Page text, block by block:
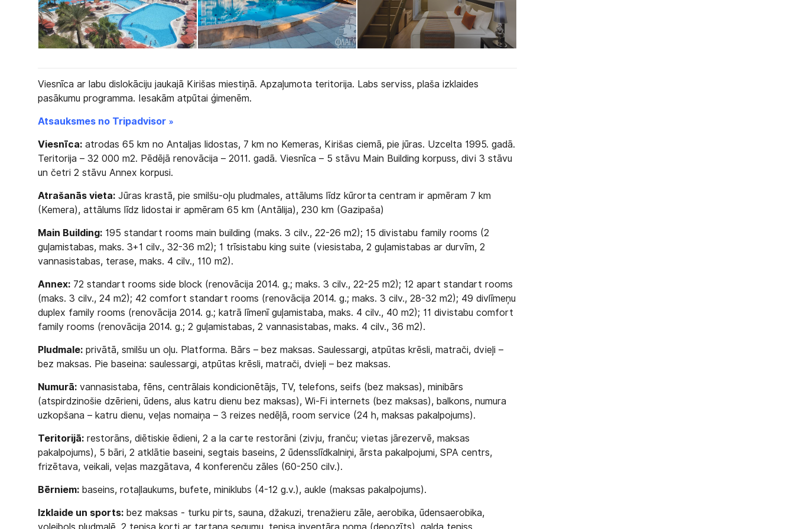
Viesnīca ar labu dislokāciju jaukajā Kirišas miestiņā. Apzaļumota teritorija. Labs serviss, plaša izklaides
pasākumu programma. Iesakām atpūtai ģimenēm.
Atsauksmes no Tripadvisor »
Viesnīca: atrodas 65 km no Antaljas lidostas, 7 km no Kemeras, Kirišas ciemā, pie jūras. Uzcelta 1995. gadā.
Teritorija – 32 000 m2. Pēdējā renovācija – 2011. gadā. Viesnīca – 5 stāvu Main Building korpuss, divi 3 stāvu
un četri 2 stāvu Annex korpusi.
Atrašanās vieta: Jūras krastā, pie smilšu-oļu pludmales, attālums līdz kūrorta centram ir apmēram 7 km
(Kemera), attālums līdz lidostai ir apmēram 65 km (Antālija), 230 km (Gazipaša)
Main Building: 195 standart rooms main building (maks. 3 cilv., 22-26 m2); 15 divistabu family rooms (2
guļamistabas, maks. 3+1 cilv., 32-36 m2); 1 trīsistabu king suite (viesistaba, 2 guļamistabas ar durvīm, 2
vannasistabas, terase, maks. 4 cilv., 110 m2).
Annex: 72 standart rooms side block (renovācija 2014. g.; maks. 3 cilv., 22-25 m2); 12 apart standart rooms
(maks. 3 cilv., 24 m2); 42 comfort standart rooms (renovācija 2014. g.; maks. 3 cilv., 28-32 m2); 49 divlīmeņu
duplex family rooms (renovācija 2014. g.; katrā līmenī guļamistaba, maks. 4 cilv., 40 m2); 11 divistabu comfort
family rooms (renovācija 2014. g.; 2 guļamistabas, 2 vannasistabas, maks. 4 cilv., 36 m2).
Pludmale: privātā, smilšu un oļu. Platforma. Bārs – bez maksas. Saulessargi, atpūtas krēsli, matrači, dvieļi –
bez maksas. Pie baseina: saulessargi, atpūtas krēsli, matrači, dvieļi – bez maksas.
Numurā: vannasistaba, fēns, centrālais kondicionētājs, TV, telefons, seifs (bez maksas), minibārs
(atspirdzinošie dzērieni, ūdens, alus katru dienu bez maksas), Wi-Fi internets (bez maksas), balkons, numura
uzkopšana – katru dienu, veļas nomaiņa – 3 reizes nedēļā, room service (24 h, maksas pakalpojums).
Teritorijā: restorāns, diētiskie ēdieni, 2 a la carte restorāni (zivju, franču; vietas jārezervē, maksas
pakalpojums), 5 bāri, 2 atklātie baseini, segtais baseins, 2 ūdensslīdkalniņi, ārsta pakalpojumi, SPA centrs,
frizētava, veikali, veļas mazgātava, 4 konferenču zāles (60-250 cilv.).
Bērniem: baseins, rotaļlaukums, bufete, miniklubs (4-12 g.v.), aukle (maksas pakalpojums).
Izklaide un sports: bez maksas - turku pirts, sauna, džakuzi, trenažieru zāle, aerobika, ūdensaerobika,